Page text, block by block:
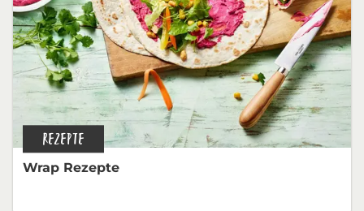
REZEPTE
Wrap Rezepte